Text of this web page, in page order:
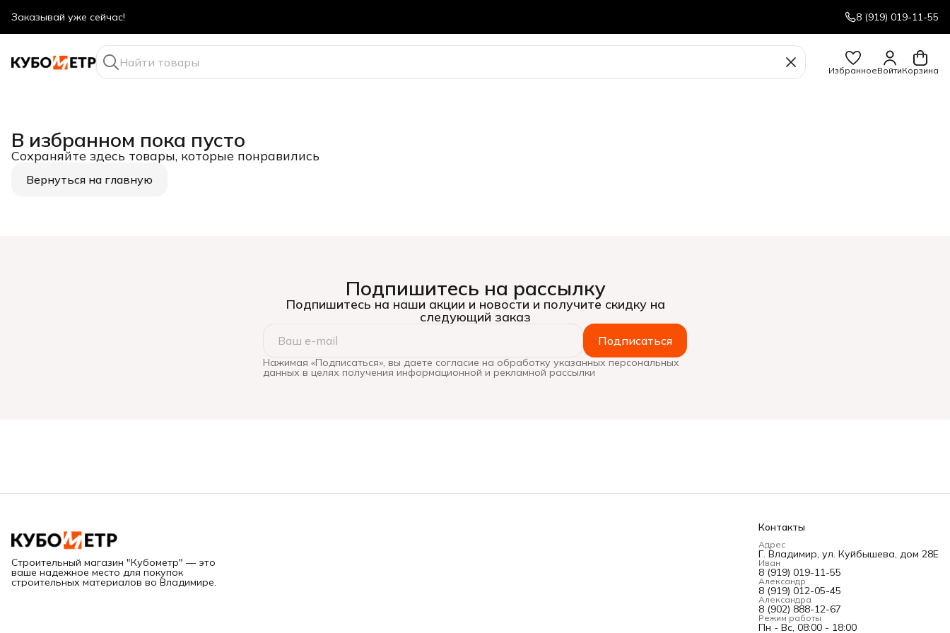
Заказывай уже сейчас!
Оптовые цены даже для физ. лиц
8 (919) 019-11-55
ИзбранноеВойтиКорзина
В избранном пока пусто
Сохраняйте здесь товары, которые понравились
Вернуться на главную
Подпишитесь на рассылку
Подпишитесь на наши акции и новости и получите скидку на
следующий заказ
Подписаться
Нажимая «Подписаться», вы даете согласие на обработку указанных персональных
данных в целях получения информационной и рекламной рассылки
Строительный магазин "Кубометр" — это
ваше надежное место для покупок
строительных материалов во Владимире.
Контакты
Адрес
Г. Владимир, ул. Куйбышева, дом 28Е
Иван
8 (919) 019-11-55
Александр
8 (919) 012-05-45
Александра
8 (902) 888-12-67
Режим работы
Пн - Вс, 08:00 - 18:00